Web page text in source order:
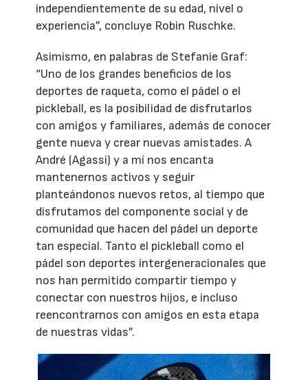
independientemente de su edad, nivel o
experiencia”, concluye Robin Ruschke.
Asimismo, en palabras de Stefanie Graf:
“Uno de los grandes beneficios de los
deportes de raqueta, como el pádel o el
pickleball, es la posibilidad de disfrutarlos
con amigos y familiares, además de conocer
gente nueva y crear nuevas amistades. A
André (Agassi) y a mí nos encanta
mantenernos activos y seguir
planteándonos nuevos retos, al tiempo que
disfrutamos del componente social y de
comunidad que hacen del pádel un deporte
tan especial. Tanto el pickleball como el
pádel son deportes intergeneracionales que
nos han permitido compartir tiempo y
conectar con nuestros hijos, e incluso
reencontrarnos con amigos en esta etapa
de nuestras vidas”.